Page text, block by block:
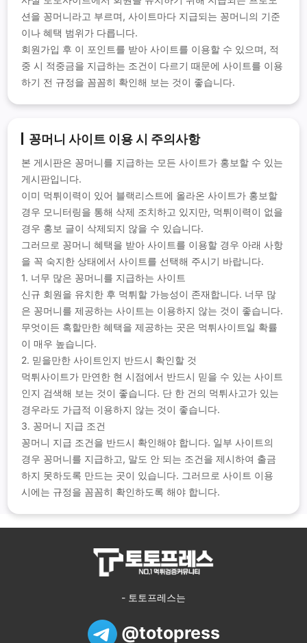
션을 꽁머니라고 부르며, 사이트마다 지급되는 꽁머니의 기준
이나 혜택 범위가 다릅니다.
회원가입 후 이 포인트를 받아 사이트를 이용할 수 있으며, 적
중 시 적중금을 지급하는 조건이 다르기 때문에 사이트를 이용
하기 전 규정을 꼼꼼히 확인해 보는 것이 좋습니다.
꽁머니 사이트 이용 시 주의사항
본 게시판은 꽁머니를 지급하는 모든 사이트가 홍보할 수 있는
게시판입니다.
이미 먹튀이력이 있어 블랙리스트에 올라온 사이트가 홍보할
경우 모니터링을 통해 삭제 조치하고 있지만, 먹튀이력이 없을
경우 홍보 글이 삭제되지 않을 수 있습니다.
그러므로 꽁머니 혜택을 받아 사이트를 이용할 경우 아래 사항
을 꼭 숙지한 상태에서 사이트를 선택해 주시기 바랍니다.
1. 너무 많은 꽁머니를 지급하는 사이트
신규 회원을 유치한 후 먹튀할 가능성이 존재합니다. 너무 많
은 꽁머니를 제공하는 사이트는 이용하지 않는 것이 좋습니다.
무엇이든 혹할만한 혜택을 제공하는 곳은 먹튀사이트일 확률
이 매우 높습니다.
2. 믿을만한 사이트인지 반드시 확인할 것
먹튀사이트가 만연한 현 시점에서 반드시 믿을 수 있는 사이트
인지 검색해 보는 것이 좋습니다. 단 한 건의 먹튀사고가 있는
경우라도 가급적 이용하지 않는 것이 좋습니다.
3. 꽁머니 지급 조건
꽁머니 지급 조건을 반드시 확인해야 합니다. 일부 사이트의
경우 꽁머니를 지급하고, 말도 안 되는 조건을 제시하여 출금
하지 못하도록 만드는 곳이 있습니다. 그러므로 사이트 이용
시에는 규정을 꼼꼼히 확인하도록 해야 합니다.
- 토토프레스는
@totopress